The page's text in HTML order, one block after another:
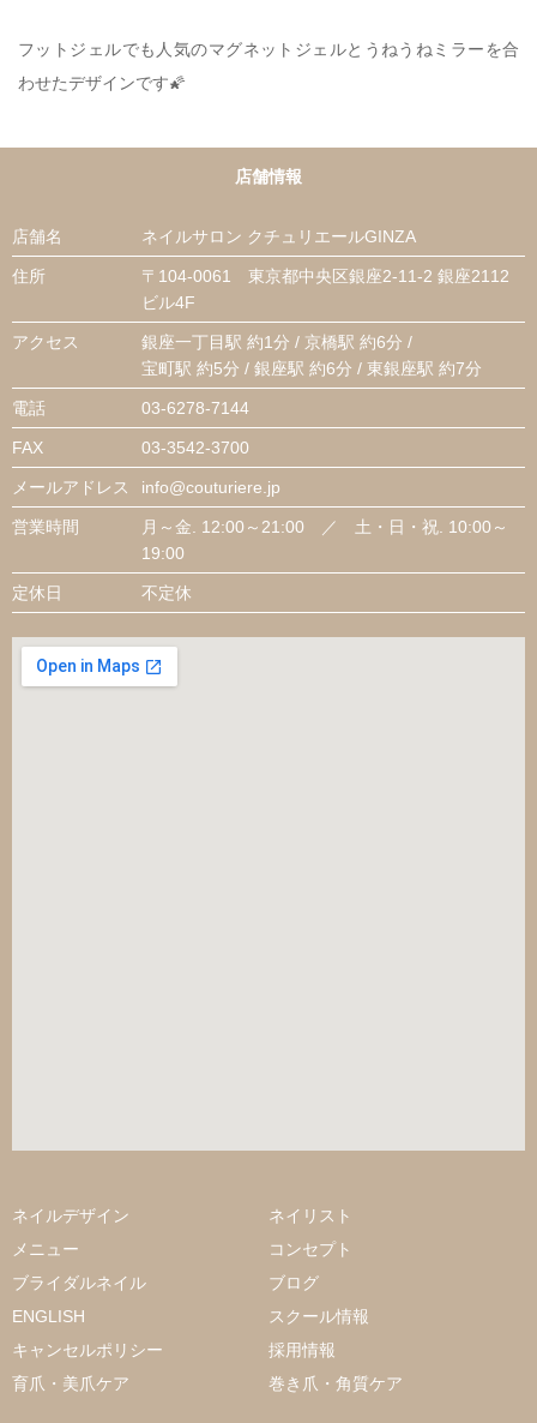
フットジェルでも人気のマグネットジェルとうねうねミラーを合
わせたデザインです🌠
店舗情報
店舗名 ネイルサロン クチュリエールGINZA
住所
〒104-0061 東京都中央区銀座2-11-2 銀座2112
ビル4F
アクセス
銀座一丁目駅 約1分 / 京橋駅 約6分 /
宝町駅 約5分 / 銀座駅 約6分 / 東銀座駅 約7分
電話 03-6278-7144
FAX 03-3542-3700
メールアドレス info@couturiere.jp
営業時間
月～金. 12:00～21:00 ／ 土・日・祝. 10:00～
19:00
定休日 不定休
ネイルデザイン
ネイリスト
メニュー
コンセプト
ブライダルネイル
ブログ
ENGLISH
スクール情報
キャンセルポリシー
採用情報
育爪・美爪ケア
巻き爪・角質ケア